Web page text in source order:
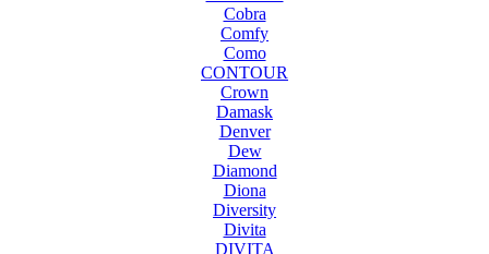
Cobra
Comfy
Como
CONTOUR
Crown
Damask
Denver
Dew
Diamond
Diona
Diversity
Divita
DIVITA